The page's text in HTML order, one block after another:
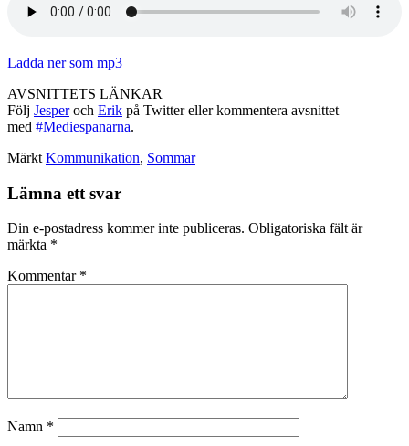
Ladda ner som mp3
AVSNITTETS LÄNKAR
Följ Jesperoch Erik på Twitter eller kommentera avsnittet
med #Mediespanarna.
Märkt Kommunikation, Sommar
Lämna ett svar
Din e-postadress kommer inte publiceras. Obligatoriska fält är
märkta *
Kommentar *
Namn *